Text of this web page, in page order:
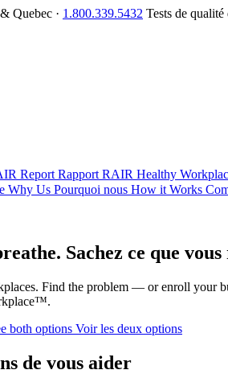
Quebec · 1.800.339.5432 Tests de
Report Rapport RAIR Healthy
Why Us Pourquoi nous How it Works
Sachez ce que
Find the problem — or enroll your
both options Voir les deux options
de vous aider